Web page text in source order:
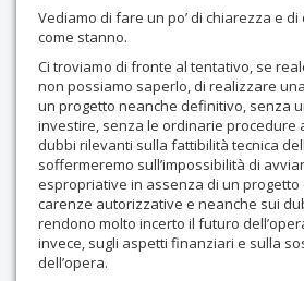
Vediamo di fare un po’ di chiarezza e
come stanno.
Ci troviamo di fronte al tentativo, se
non possiamo saperlo, di realizzare
un progetto neanche definitivo, senza
investire, senza le ordinarie procedure
dubbi rilevanti sulla fattibilità tecnica
soffermeremo sull’impossibilità di
espropriative in assenza di un
carenze autorizzative e neanche sui
rendono molto incerto il futuro
invece, sugli aspetti finanziari e sulla
dell’opera.